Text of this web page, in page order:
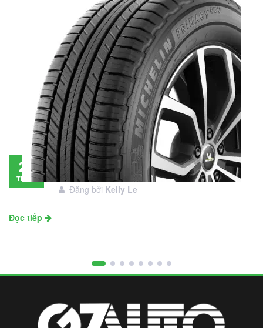
28
Tháng
Đánh giá lốp Michelin Primacy SUV: Đáng
đầu tư không?
Đăng bởi Kelly Le
Đọc tiếp